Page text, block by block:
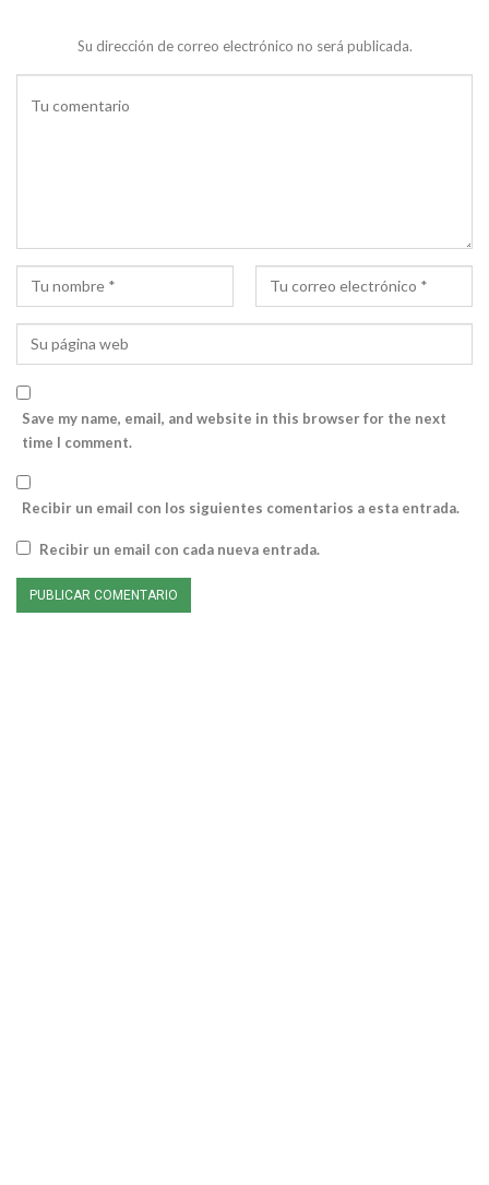
Su dirección de correo electrónico no será publicada.
Save my name, email, and website in this browser for the next
time I comment.
Recibir un email con los siguientes comentarios a esta entrada.
Recibir un email con cada nueva entrada.